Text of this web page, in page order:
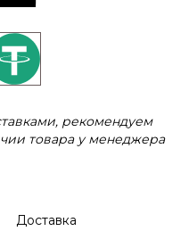
рекомендуем
товара у менеджера
Доставка